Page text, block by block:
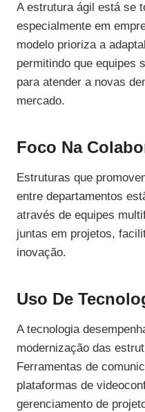
A estrutura ágil está se
especialmente em
modelo prioriza a
permitindo que equipes
para atender a novas
mercado.
Foco Na
Estruturas que
entre departamentos
através de equipes
juntas em projetos,
inovação.
Uso De
A tecnologia
modernização das
Ferramentas de
plataformas de
gerenciamento de